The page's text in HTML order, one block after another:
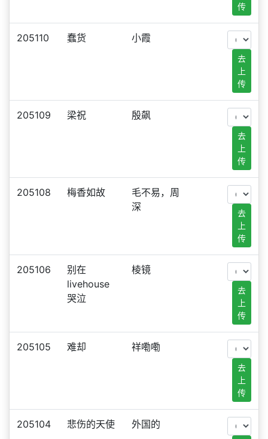
传
205110 蠢货 小霞
去
上
传
205109 梁祝 殷飙
去
上
传
205108 梅香如故
毛不易，周
深
去
上
传
205106
别在
livehouse
哭泣
棱镜
去
上
传
205105 难却 祥嘞嘞
去
上
传
205104 悲伤的天使 外国的